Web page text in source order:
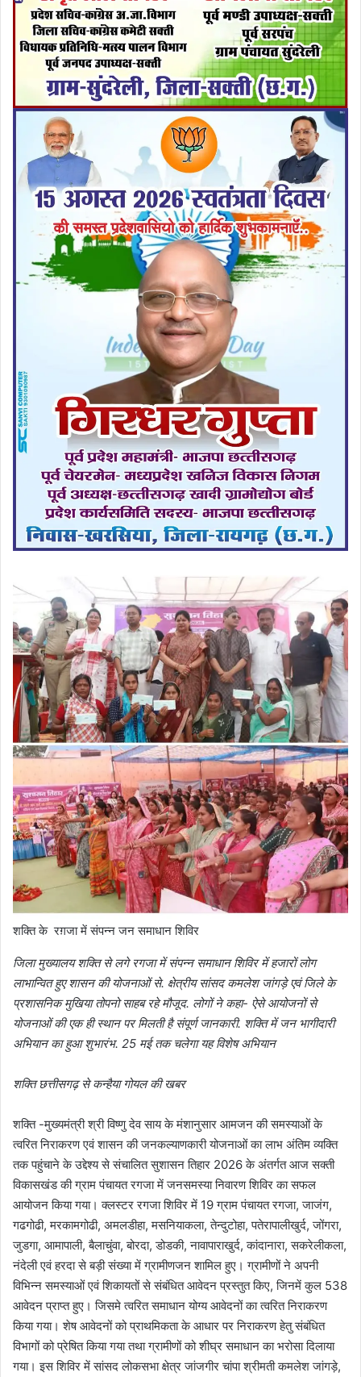
शक्ति के रग़जा में संपन्न जन समाधान शिविर
जिला मुख्यालय शक्ति से लगे रगजा में संपन्न समाधान शिविर में हजारों लोग
लाभान्वित हुए शासन की योजनाओं से. क्षेत्रीय सांसद कमलेश जांगड़े एवं जिले के
प्रशासनिक मुखिया तोपनो साहब रहे मौजूद. लोगों ने कहा- ऐसे आयोजनों से
योजनाओं की एक ही स्थान पर मिलती है संपूर्ण जानकारी. शक्ति में जन भागीदारी
अभियान का हुआ शुभारंभ. 25 मई तक चलेगा यह विशेष अभियान
शक्ति छत्तीसगढ़ से कन्हैया गोयल की खबर
शक्ति -मुख्यमंत्री श्री विष्णु देव साय के मंशानुसार आमजन की समस्याओं के
त्वरित निराकरण एवं शासन की जनकल्याणकारी योजनाओं का लाभ अंतिम व्यक्ति
तक पहुंचाने के उद्देश्य से संचालित सुशासन तिहार 2026 के अंतर्गत आज सक्ती
विकासखंड की ग्राम पंचायत रगजा में जनसमस्या निवारण शिविर का सफल
आयोजन किया गया। क्लस्टर रगजा शिविर में 19 ग्राम पंचायत रगजा, जाजंग,
गढगोढी, मरकामगोढी, अमलडीहा, मसनियाकला, तेन्दुटोहा, पतेरापालीखुर्द, जोंगरा,
जुडगा, आमापाली, बैलाचुंवा, बोरदा, डोडकी, नावापाराखुर्द, कांदानारा, सकरेलीकला,
नंदेली एवं हरदा से बड़ी संख्या में ग्रामीणजन शामिल हुए। ग्रामीणों ने अपनी
विभिन्न समस्याओं एवं शिकायतों से संबंधित आवेदन प्रस्तुत किए, जिनमें कुल 538
आवेदन प्राप्त हुए। जिसमे त्वरित समाधान योग्य आवेदनों का त्वरित निराकरण
किया गया। शेष आवेदनों को प्राथमिकता के आधार पर निराकरण हेतु संबंधित
विभागों को प्रेषित किया गया तथा ग्रामीणों को शीघ्र समाधान का भरोसा दिलाया
गया। इस शिविर में सांसद लोकसभा क्षेत्र जांजगीर चांपा श्रीमती कमलेश जांगड़े,